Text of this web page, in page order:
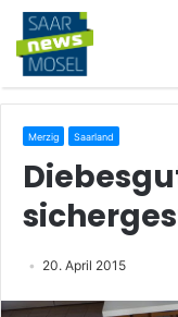
Merzig Saarland
20. April 2015